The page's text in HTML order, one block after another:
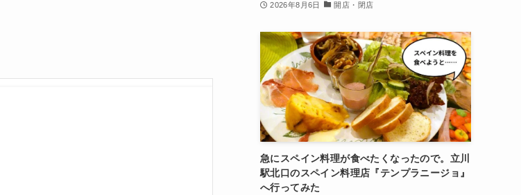
2026年8月6日 開店・閉店
急にスペイン料理が食べたくなったので。立川
駅北口のスペイン料理店『テンプラニージョ』
へ行ってみた